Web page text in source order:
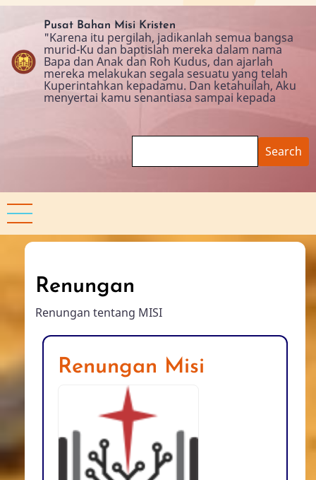
Skip
content
Pusat Bahan Misi Kristen
"Karena itu pergilah, jadikanlah semua bangsa
murid-Ku dan baptislah mereka dalam nama
Bapa dan Anak dan Roh Kudus, dan ajarlah
mereka melakukan segala sesuatu yang telah
Kuperintahkan kepadamu. Dan ketahuilah, Aku
menyertai kamu senantiasa sampai kepada
Renungan
Renungan tentang MISI
Renungan Misi